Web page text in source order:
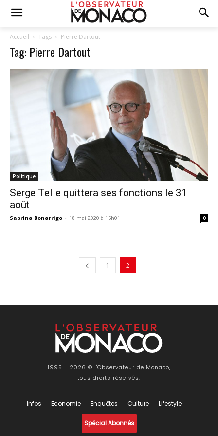
Accueil Tags Pierre Dartout
Tag: Pierre Dartout
Politique
Serge Telle quittera ses fonctions le 31
août
Sabrina Bonarrigo - 18 mai 2020 à 15h01 0
1 2
1995 - 2026 © l'Observateur de Monaco,
tous droits réservés.
Infos Economie Enquêtes Culture Lifestyle
Spécial Abonnés